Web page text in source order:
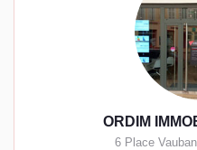
ORDIM
6 Place Vauban,